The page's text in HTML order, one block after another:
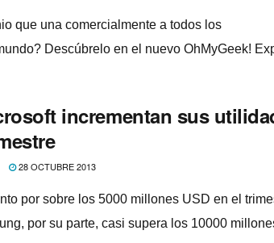
que una comercialmente a todos los
Descúbrelo en el nuevo OhMyGeek!
incrementan sus
28 OCTUBRE 2013
por sobre los 5000 millones USD en el
por su parte, casi supera los 10000